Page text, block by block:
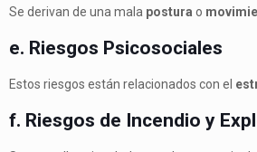
Se derivan de una mala postura o
e. Riesgos Psicosociales
Estos riesgos están relacionados con el
f. Riesgos de Incendio y